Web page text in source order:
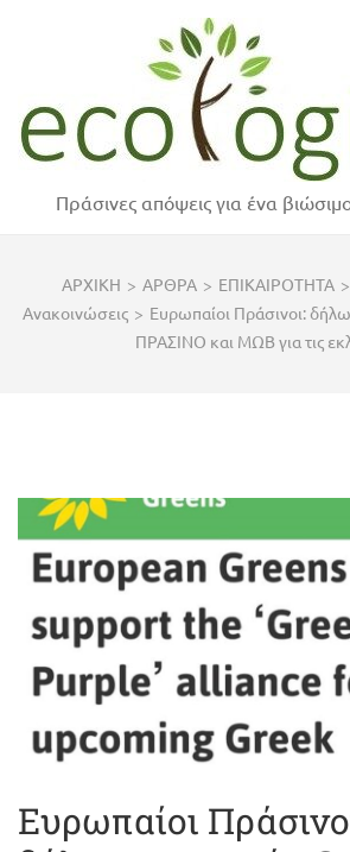
Enter)
Πράσινες απόψεις για ένα
ΑΡΧΙΚΗ > ΑΡΘΡΑ > ΕΠΙΚΑΙΡΟΤΗΤΑ >
Ανακοινώσεις > Ευρωπαίοι Πράσινοι:
ΠΡΑΣΙΝΟ και ΜΩΒ για τις
Ευρωπαίοι